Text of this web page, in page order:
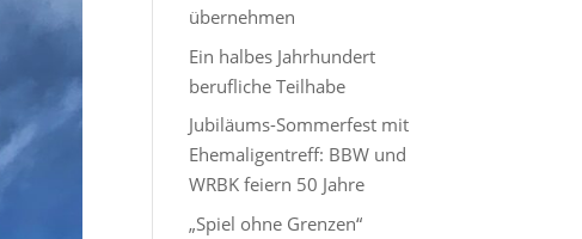
übernehmen
Ein halbes Jahrhundert
berufliche Teilhabe
Jubiläums-Sommerfest mit
Ehemaligentreff: BBW und
WRBK feiern 50 Jahre
„Spiel ohne Grenzen“